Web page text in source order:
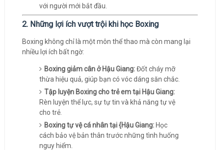
với người mới bắt đầu.
2. Những lợi ích vượt trội khi học Boxing
Boxing không chỉ là một môn thể thao mà còn mang lại
nhiều lợi ích bất ngờ:
Boxing giảm cân ở Hậu Giang:Đốt cháy mỡ
thừa hiệu quả, giúp bạn có vóc dáng săn chắc.
Tập luyện Boxing cho trẻ em tại Hậu Giang:
Rèn luyện thể lực, sự tự tin và khả năng tự vệ
cho trẻ.
Boxing tự vệ cá nhân tại {Hậu Giang:Học
cách bảo vệ bản thân trước những tình huống
nguy hiểm.